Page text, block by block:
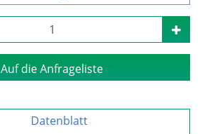
Auf die Anfrageliste
Datenblatt